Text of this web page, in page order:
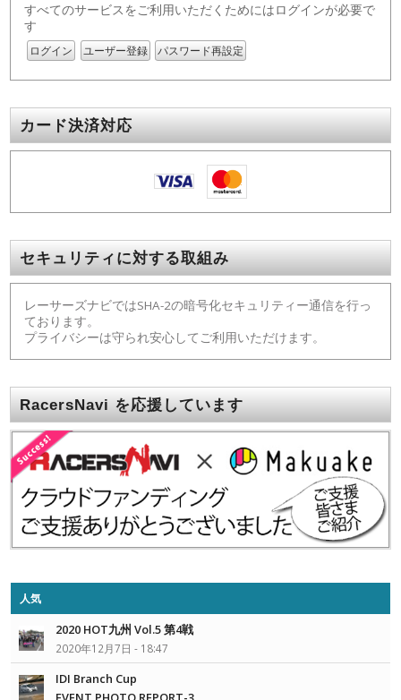
すべてのサービスをご利用いただくためにはログインが必要で
す
ログイン ユーザー登録 パスワード再設定
カード決済対応
セキュリティに対する取組み
レーサーズナビではSHA-2の暗号化セキュリティー通信を行っ
ております。
プライバシーは守られ安心してご利用いただけます。
RacersNavi を応援しています
人気
2020 HOT九州 Vol.5 第4戦
2020年12月7日 - 18:47
IDI Branch Cup